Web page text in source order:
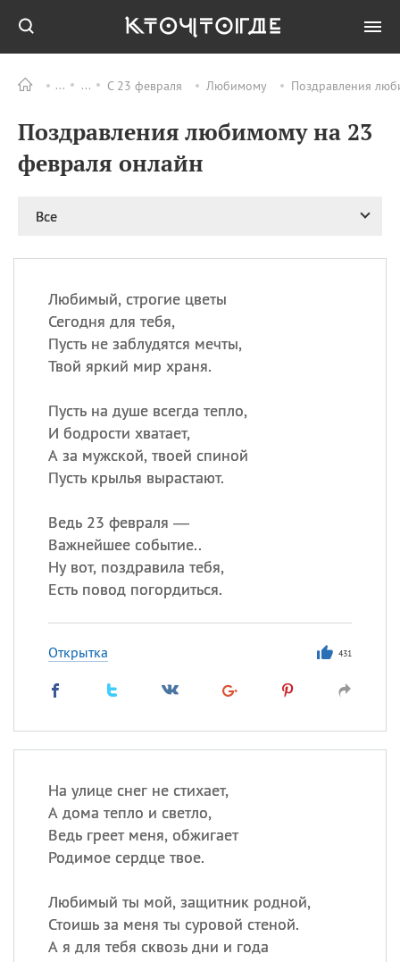
С 23 февраля Любимому Поздравления
Поздравления любимому на 23
февраля онлайн
Все
Любимый, строгие цветы
Сегодня для тебя,
Пусть не заблудятся мечты,
Твой яркий мир храня.
Пусть на душе всегда тепло,
И бодрости хватает,
А за мужской, твоей спиной
Пусть крылья вырастают.
Ведь 23 февраля —
Важнейшее событие..
Ну вот, поздравила тебя,
Есть повод погордиться.
Открытка 431
На улице снег не стихает,
А дома тепло и светло,
Ведь греет меня, обжигает
Родимое сердце твое.
Любимый ты мой, защитник родной,
Стоишь за меня ты суровой стеной.
А я для тебя сквозь дни и года
ПРАЗДНИКИ Все
08.08 День «Счастье
случается» (Happiness
великомученика
09.08
ИМЕНА
Анна
Посмотреть значениеи